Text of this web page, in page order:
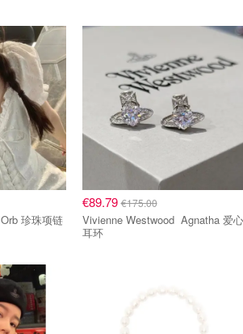
Vivienne Westwood Orb 珍珠项链
€89.79€175.00
Vivienne Westwood Agnatha 爱心
耳环